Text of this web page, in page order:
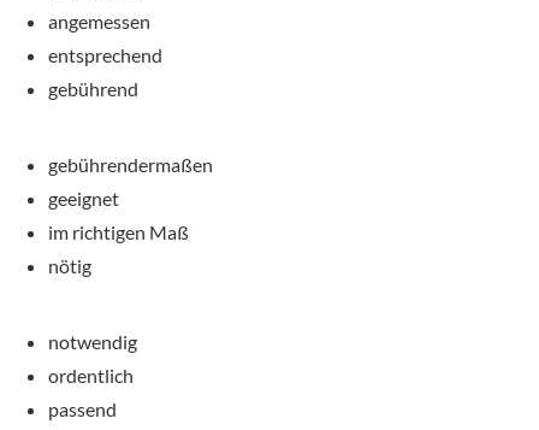
angemessen
entsprechend
gebührend
gebührendermaßen
geeignet
im richtigen Maß
nötig
notwendig
ordentlich
passend